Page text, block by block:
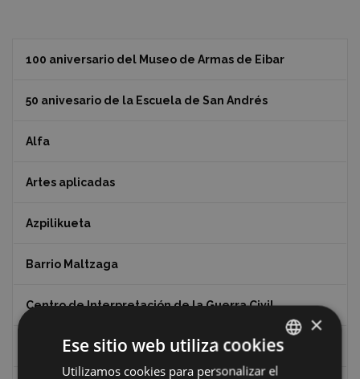
100 aniversario del Museo de Armas de Eibar
50 anivesario de la Escuela de San Andrés
Alfa
Artes aplicadas
Azpilikueta
Barrio Maltzaga
Centro de Interpretación de la Guerra Civil
Ciclismo
BASQUE
×
Ese sitio web utiliza cookies
Utilizamos cookies para personalizar el